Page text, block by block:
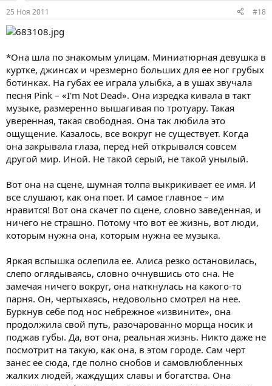
25 Ноя 2011 #18
*Она шла по знакомым улицам. Миниатюрная девушка в
куртке, джинсах и чрезмерно больших для ее ног грубых
ботинках. На губах ее играла улыбка, а в ушах звучала
песня Pink – «I'm Not Dead». Она изредка кивала в такт
музыке, размеренно вышагивая по тротуару. Такая
уверенная, такая свободная. Она так любила это
ощущение. Казалось, все вокруг не существует. Когда
она закрывала глаза, перед ней открывался совсем
другой мир. Иной. Не такой серый, не такой унылый.
Вот она на сцене, шумная толпа выкрикивает ее имя. И
все слушают, как она поет. И самое главное – им
нравится! Вот она скачет по сцене, словно заведенная, и
ничего не страшно. Потому что вот ее жизнь, вот люди,
которым нужна она, которым нужна ее музыка.
Яркая вспышка ослепила ее. Алиса резко остановилась,
слепо оглядываясь, словно очнувшись ото сна. Не
замечая ничего вокруг, она наткнулась на какого-то
парня. Он, чертыхаясь, недовольно смотрел на нее.
Буркнув себе под нос небрежное «извините», она
продолжила свой путь, разочарованно морща носик и
поджав губы. Да, вот она, реальная жизнь. Никто даже не
посмотрит на такую, как она, в этом городе. Сам черт
занес ее сюда, где полно снобов и самовлюбленных
жалких людей, жаждущих славы и богатства. Она